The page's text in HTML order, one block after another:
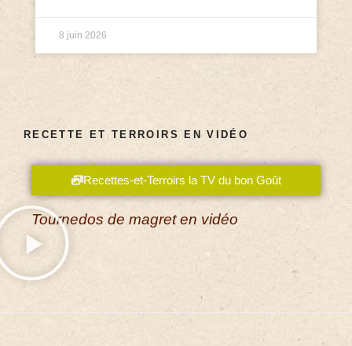
8 juin 2026
RECETTE ET TERROIRS EN VIDÉO
Recettes-et-Terroirs la TV du bon Goût
Tournedos de magret en vidéo